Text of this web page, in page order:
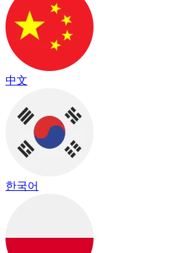
中文
한국어